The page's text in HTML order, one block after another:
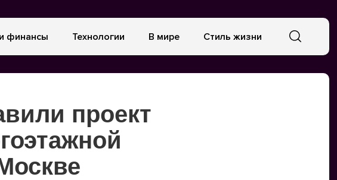
финансы Технологии В мире Стиль жизни
проект